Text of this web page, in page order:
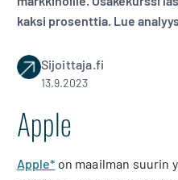
kaksi prosenttia. Lue
Sijoittaja.fi
13.9.2023
Apple
Apple* on maailman suurin